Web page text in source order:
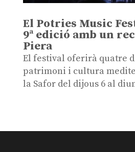
El Potries Music
9ª edició amb un
Piera
El festival oferirà quatre
patrimoni i cultura
la Safor del dijous 6 al